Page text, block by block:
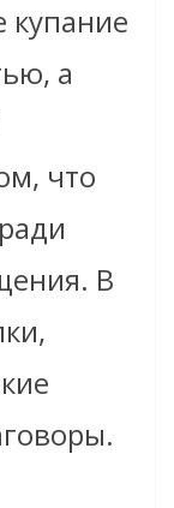
купание
а
что
В